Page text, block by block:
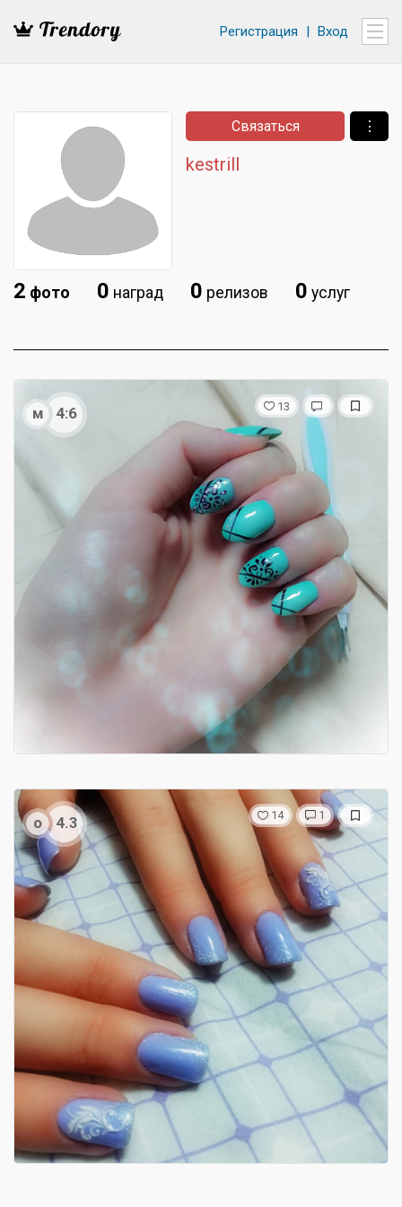
Регистрация | Вход
kestrill
Связаться ⋮
2 фото 0 наград 0 релизов 0 услуг
м 4:6 13
о 4.3 14 1